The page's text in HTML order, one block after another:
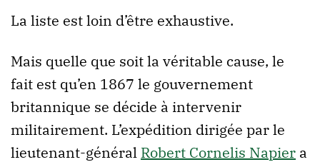
La liste est loin d’être exhaustive.
Mais quelle que soit la véritable cause, le
fait est qu’en 1867 le gouvernement
britannique se décide à intervenir
militairement. L’expédition dirigée par le
lieutenant-général Robert Cornelis Napier a